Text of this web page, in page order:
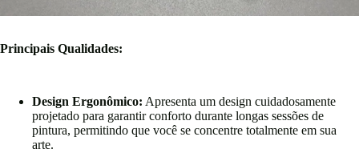
Principais Qualidades:
Design Ergonômico: Apresenta um design cuidadosamente
projetado para garantir conforto durante longas sessões de
pintura, permitindo que você se concentre totalmente em sua
arte.